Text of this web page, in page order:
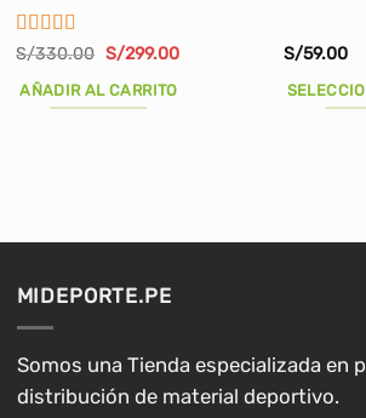
Valorado
de 5
S/330.00 El
original
era:
S/299.00El
AÑADIR AL CARRITO
S/59.00
elegir
en
MIDEPORTE.PE
Somos una Tienda especializada en
distribución de material deportivo.